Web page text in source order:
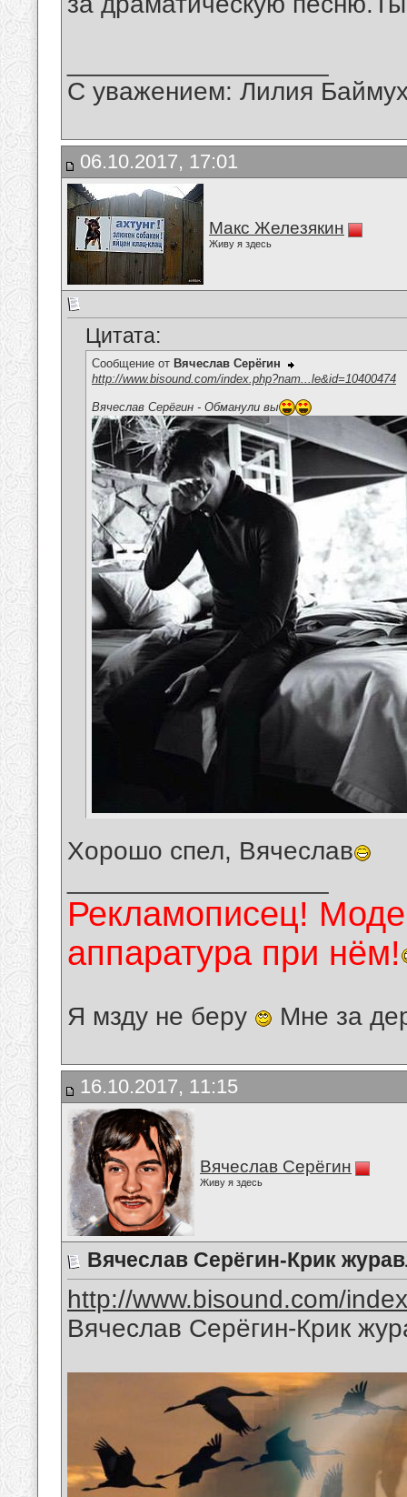
С уважением: Лилия
06.10.2017, 17:01
Макс Железякин
Живу я здесь
Цитата:
Сообщение от Вячеслав Серёгин
http://www.bisound.com/index.php?nam...le&id=10400474
Вячеслав Серёгин - Обманули вы
Хорошо спел, Вячеслав
Рекламописец!
аппаратура при нём!
Я мзду не беру Мне за
16.10.2017, 11:15
Вячеслав Серёгин
Живу я здесь
Вячеслав Серёгин-Крик
http://www.bisound.com/
Вячеслав Серёгин-Крик